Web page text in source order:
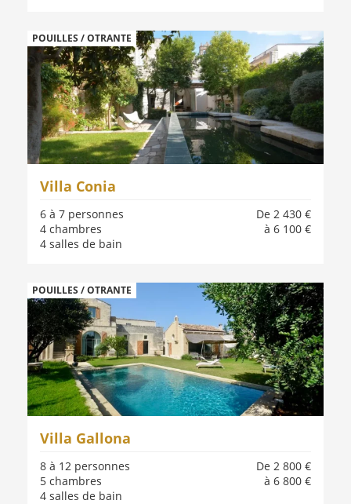
POUILLES / OTRANTE
Villa Conia
De 2 430 €
à 6 100 €
6 à 7 personnes
4 chambres
4 salles de bain
POUILLES / OTRANTE
Villa Gallona
De 2 800 €
à 6 800 €
8 à 12 personnes
5 chambres
4 salles de bain